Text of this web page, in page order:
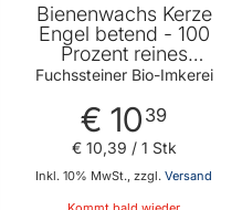
Bienenwachs Kerze
Engel betend - 100
Prozent reines
Bienenwachs -
angenehmen Duft von
Fuchssteiner Bio-
Imkerei
Fuchssteiner Bio-Imkerei
€ 10 39
Inkl. 10% MwSt., zzgl. Versand
€ 10,39 / 1 Stk